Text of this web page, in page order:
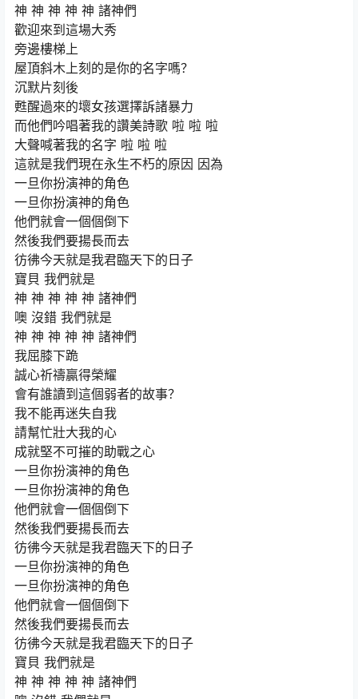
神 神 神 神 神 諸神們
歡迎來到這場大秀
旁邊樓梯上
屋頂斜木上刻的是你的名字嗎？
沉默片刻後
甦醒過來的壞女孩選擇訴諸暴力
而他們吟唱著我的讚美詩歌 啦 啦 啦
大聲喊著我的名字 啦 啦 啦
這就是我們現在永生不朽的原因 因為
一旦你扮演神的角色
一旦你扮演神的角色
他們就會一個個倒下
然後我們要揚長而去
彷彿今天就是我君臨天下的日子
寶貝 我們就是
神 神 神 神 神 諸神們
噢 沒錯 我們就是
神 神 神 神 神 諸神們
我屈膝下跪
誠心祈禱贏得榮耀
會有誰讀到這個弱者的故事？
我不能再迷失自我
請幫忙壯大我的心
成就堅不可摧的助戰之心
一旦你扮演神的角色
一旦你扮演神的角色
他們就會一個個倒下
然後我們要揚長而去
彷彿今天就是我君臨天下的日子
一旦你扮演神的角色
一旦你扮演神的角色
他們就會一個個倒下
然後我們要揚長而去
彷彿今天就是我君臨天下的日子
寶貝 我們就是
神 神 神 神 神 諸神們